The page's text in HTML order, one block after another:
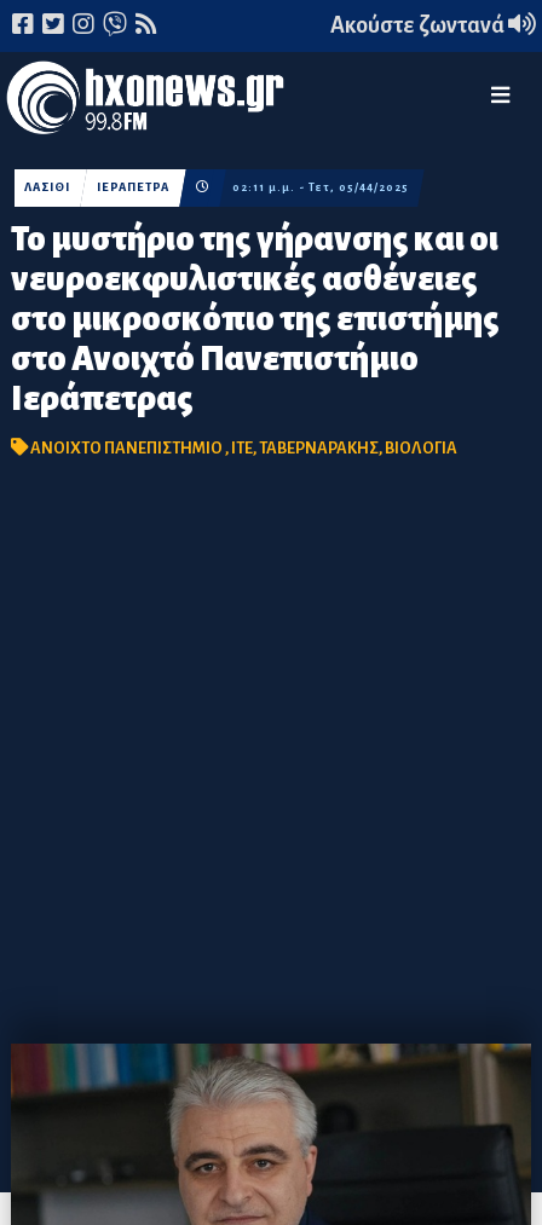
Ακούστε ζωντανά
Το μυστήριο της γήρανσης και οι
νευροεκφυλιστικές ασθένειες
στο μικροσκόπιο της επιστήμης
στο Ανοιχτό Πανεπιστήμιο
Ιεράπετρας
ΛΑΣΙΘΙ ΙΕΡΑΠΕΤΡΑ 02:11 μ.μ. - Τετ, 05/44/2025
ΑΝΟΙΧΤΟ ΠΑΝΕΠΙΣΤΗΜΙΟ , ΙΤΕ,ΤΑΒΕΡΝΑΡΑΚΗΣ, ΒΙΟΛΟΓΙΑ